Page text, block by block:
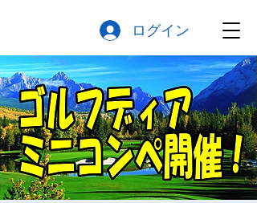
ログイン